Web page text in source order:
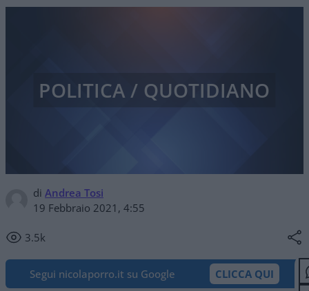
di Andrea Tosi
19 Febbraio 2021, 4:55
3.5k
POLITICA / QUOTIDIANO
Segui nicolaporro.it su Google CLICCA QUI